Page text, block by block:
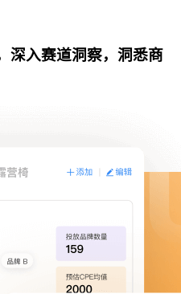
深入赛道洞察，洞悉商